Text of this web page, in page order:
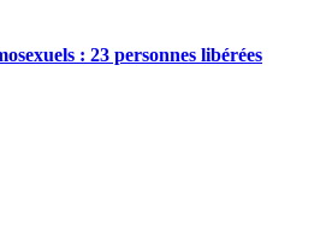
: 23 personnes libérées